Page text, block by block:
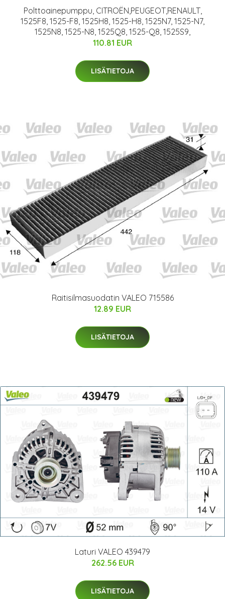
Polttoainepumppu, CITROËN,PEUGEOT,RENAULT,
1525F8, 1525-F8, 1525H8, 1525-H8, 1525N7, 1525-N7,
1525N8, 1525-N8, 1525Q8, 1525-Q8, 1525S9,
110.81 EUR
LISÄTIETOJA
Raitisilmasuodatin VALEO 715586
12.89 EUR
LISÄTIETOJA
Laturi VALEO 439479
262.56 EUR
LISÄTIETOJA